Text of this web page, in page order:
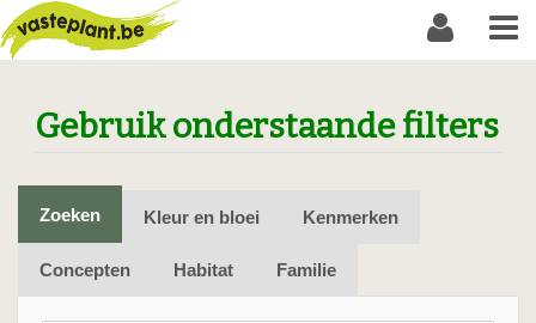
Gebruik onderstaande filters
Zoeken Kleur en bloei Kenmerken
Concepten Habitat Familie